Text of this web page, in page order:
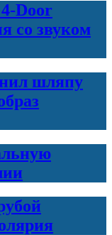
Door
со звуком
шляпу